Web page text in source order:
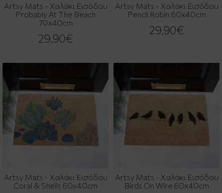
Artsy Mats - Χαλάκι Εισόδου
Probably At The Beach
70x40cm
29,90€
Artsy Mats - Χαλάκι Εισόδου
Pencil Robin 60x40cm
29,90€
Artsy Mats - Χαλάκι Εισόδου
Coral & Shells 60x40cm
Artsy Mats - Χαλάκι Εισόδου
Birds On Wire 60x40cm